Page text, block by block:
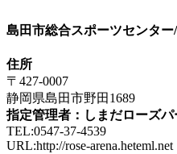
島田市総合スポーツセンタ
住所
〒427-0007
静岡県島田市野田1689
指定管理者：しまだローズ
TEL:0547-37-4539
URL:http://rose-arena.heteml.net